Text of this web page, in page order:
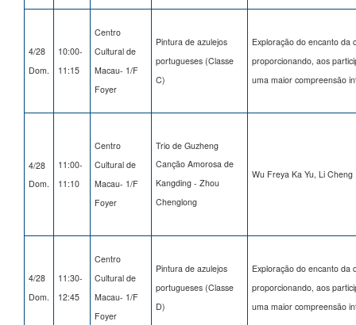
4/28
Dom.
10:00-
11:15
Centro
Cultural de
Macau- 1/F
Foyer
Pintura de azulejos
portugueses (Classe
C)
Exploração do encanto da
proporcionando, aos
uma maior compreensão
4/28
Dom.
11:00-
11:10
Centro
Cultural de
Macau- 1/F
Foyer
Trio de Guzheng
Canção Amorosa de
Kangding - Zhou
Chenglong
Wu Freya Ka Yu, Li Cheng
4/28
Dom.
11:30-
12:45
Centro
Cultural de
Macau- 1/F
Foyer
Pintura de azulejos
portugueses (Classe
D)
Exploração do encanto da
proporcionando, aos
uma maior compreensão